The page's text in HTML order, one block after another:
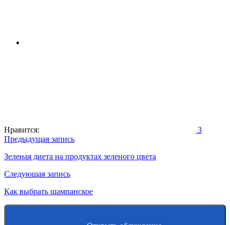
Нравится: 3
Навигация
по
записям
Предыдущая запись
Зеленая диета на продуктах зеленого цвета
Следующая запись
Как выбрать шампанское